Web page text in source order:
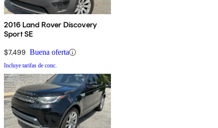
2016 Land Rover Discovery
Sport SE
$7,499 Buena oferta
Incluye tarifas de conc.